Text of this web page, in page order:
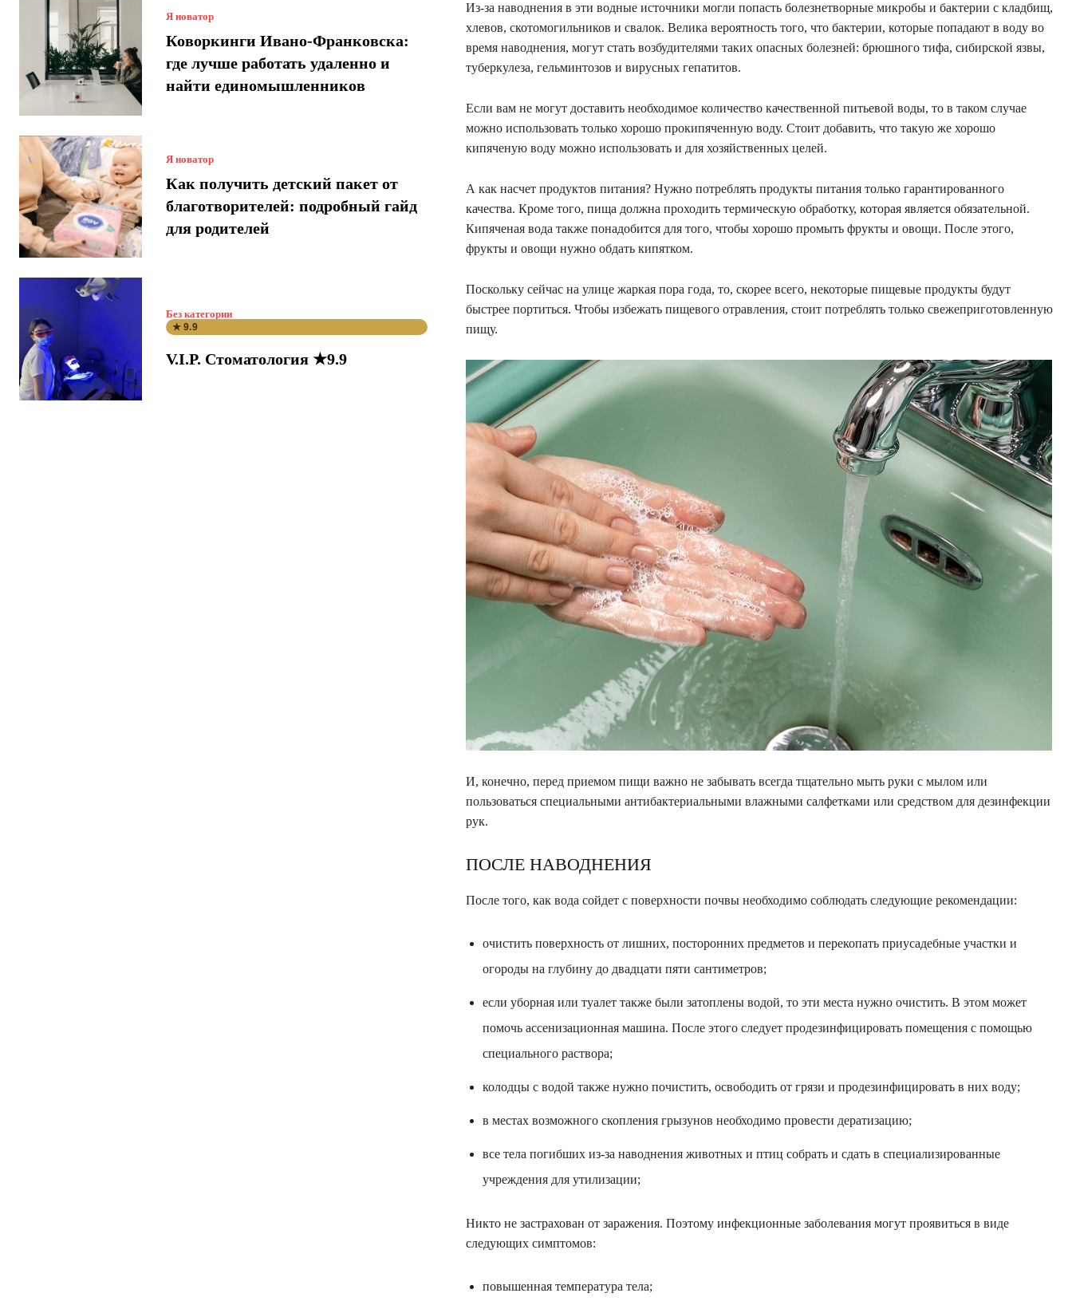
Я новатор
Коворкинги Ивано-Франковска:
где лучше работать удаленно и
найти единомышленников
Я новатор
Как получить детский пакет от
благотворителей: подробный гайд
для родителей
Без категории
★ 9.9
V.I.P. Стоматология ★9.9
Из-за наводнения в эти водные источники могли попасть болезнетворные микробы и бактерии с кладбищ,
хлевов, скотомогильников и свалок. Велика вероятность того, что бактерии, которые попадают в воду во
время наводнения, могут стать возбудителями таких опасных болезней: брюшного тифа, сибирской язвы,
туберкулеза, гельминтозов и вирусных гепатитов.
Если вам не могут доставить необходимое количество качественной питьевой воды, то в таком случае
можно использовать только хорошо прокипяченную воду. Стоит добавить, что такую ​​же хорошо
кипяченую воду можно использовать и для хозяйственных целей.
А как насчет продуктов питания? Нужно потреблять продукты питания только гарантированного
качества. Кроме того, пища должна проходить термическую обработку, которая является обязательной.
Кипяченая вода также понадобится для того, чтобы хорошо промыть фрукты и овощи. После этого,
фрукты и овощи нужно обдать кипятком.
Поскольку сейчас на улице жаркая пора года, то, скорее всего, некоторые пищевые продукты будут
быстрее портиться. Чтобы избежать пищевого отравления, стоит потреблять только свежеприготовленную
пищу.
И, конечно, перед приемом пищи важно не забывать всегда тщательно мыть руки с мылом или
пользоваться специальными антибактериальными влажными салфетками или средством для дезинфекции
рук.
ПОСЛЕ НАВОДНЕНИЯ
После того, как вода сойдет с поверхности почвы необходимо соблюдать следующие рекомендации:
очистить поверхность от лишних, посторонних предметов и перекопать приусадебные участки и
огороды на глубину до двадцати пяти сантиметров;
если уборная или туалет также были затоплены водой, то эти места нужно очистить. В этом может
помочь ассенизационная машина. После этого следует продезинфицировать помещения с помощью
специального раствора;
колодцы с водой также нужно почистить, освободить от грязи и продезинфицировать в них воду;
в местах возможного скопления грызунов необходимо провести дератизацию;
все тела погибших из-за наводнения животных и птиц собрать и сдать в специализированные
учреждения для утилизации;
Никто не застрахован от заражения. Поэтому инфекционные заболевания могут проявиться в виде
следующих симптомов:
повышенная температура тела;